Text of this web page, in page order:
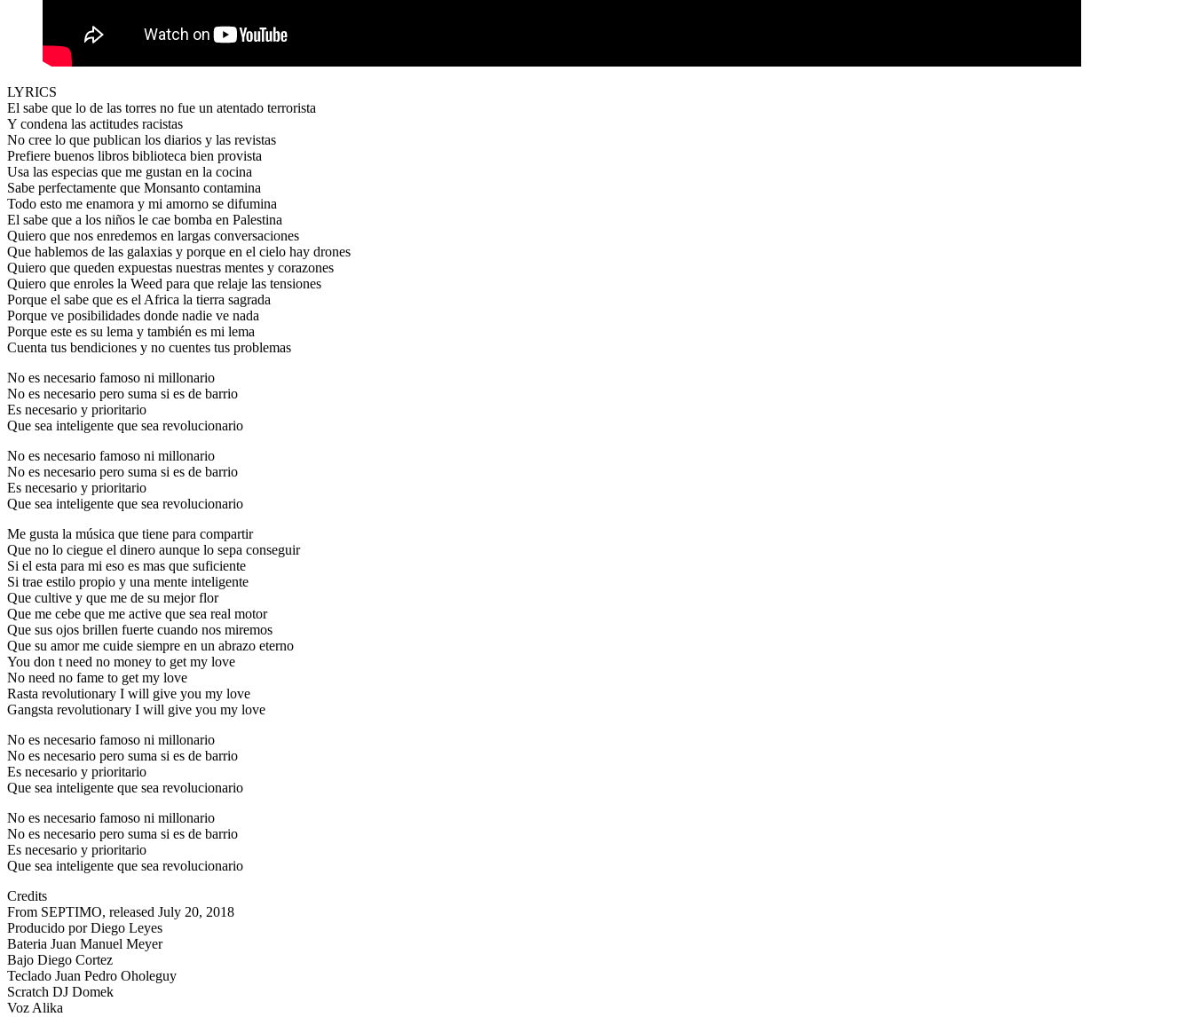
LYRICS
El sabe que lo de las torres no fue un atentado terrorista
Y condena las actitudes racistas
No cree lo que publican los diarios y las revistas
Prefiere buenos libros biblioteca bien provista
Usa las especias que me gustan en la cocina
Sabe perfectamente que Monsanto contamina
Todo esto me enamora y mi amorno se difumina
El sabe que a los niños le cae bomba en Palestina
Quiero que nos enredemos en largas conversaciones
Que hablemos de las galaxias y porque en el cielo hay drones
Quiero que queden expuestas nuestras mentes y corazones
Quiero que enroles la Weed para que relaje las tensiones
Porque el sabe que es el Africa la tierra sagrada
Porque ve posibilidades donde nadie ve nada
Porque este es su lema y también es mi lema
Cuenta tus bendiciones y no cuentes tus problemas
No es necesario famoso ni millonario
No es necesario pero suma si es de barrio
Es necesario y prioritario
Que sea inteligente que sea revolucionario
No es necesario famoso ni millonario
No es necesario pero suma si es de barrio
Es necesario y prioritario
Que sea inteligente que sea revolucionario
Me gusta la música que tiene para compartir
Que no lo ciegue el dinero aunque lo sepa conseguir
Si el esta para mi eso es mas que suficiente
Si trae estilo propio y una mente inteligente
Que cultive y que me de su mejor flor
Que me cebe que me active que sea real motor
Que sus ojos brillen fuerte cuando nos miremos
Que su amor me cuide siempre en un abrazo eterno
You don t need no money to get my love
No need no fame to get my love
Rasta revolutionary I will give you my love
Gangsta revolutionary I will give you my love
No es necesario famoso ni millonario
No es necesario pero suma si es de barrio
Es necesario y prioritario
Que sea inteligente que sea revolucionario
No es necesario famoso ni millonario
No es necesario pero suma si es de barrio
Es necesario y prioritario
Que sea inteligente que sea revolucionario
Credits
From SEPTIMO, released July 20, 2018
Producido por Diego Leyes
Bateria Juan Manuel Meyer
Bajo Diego Cortez
Teclado Juan Pedro Oholeguy
Scratch DJ Domek
Voz Alika